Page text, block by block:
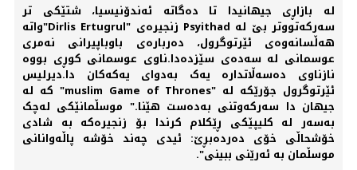
لە بازاڕی جیهانیدا تا دەگاتە ئەندۆنیسیا، شتێکی تر
سەرکەتووتر بێ لە Psyithad زنجیرەی "Dirlis Ertugrul"واتە
هەڵسانەوەی ئێرتوگرول، دەربارەی باوباپیرانی نەمری
عوسمانی لە سەدەی سێزدەدا.ناوی عوسمانی کوڕی بووە
نازناوی دەسەڵاتدارە یەک بەدوای یەکەکان دا.دیرلیس
ئێرتوگرول جۆرێکە لە "muslim Game of Thrones" کە لە
جیهان دا سەرکەوتنی بەدەست هێنا." موسڵمانێکی لەچک
بەسەر لە کلیپێکی ڕێکلام کرندا بۆ زنجیرەکە بە شادی
خۆشحاڵی خۆی دەردەبڕێ: ئیدی چەند خۆشە پاڵەوانانی
موسڵمان بە ئەرێنی ببینی".